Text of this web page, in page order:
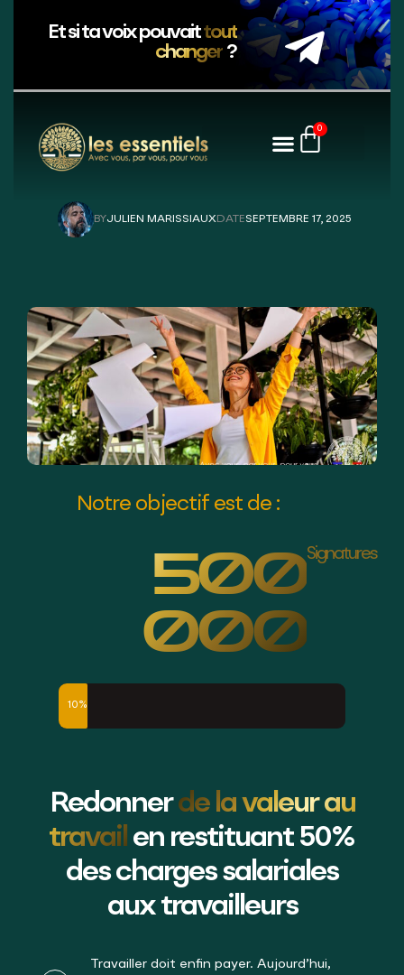
Et si ta voix pouvaittout
changer ?
0
DATESEPTEMBRE 17, 2025
BYJULIEN MARISSIAUX
Notre objectif est de :
500
000
Signatures
10%
Redonnerde la valeur au
travail en restituant 50%
des charges salariales
aux travailleurs
Travailler doit enfin payer. Aujourd’hui,